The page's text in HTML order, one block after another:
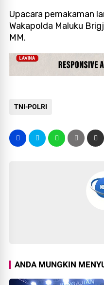
Upacara pemakaman
Wakapolda Maluku
MM.
TNI-POLRI
ANDA MUNGKIN